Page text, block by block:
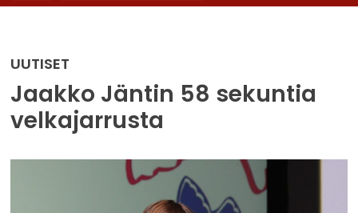
UUTISET
Jaakko Jäntin 58 sekuntia
velkajarrusta